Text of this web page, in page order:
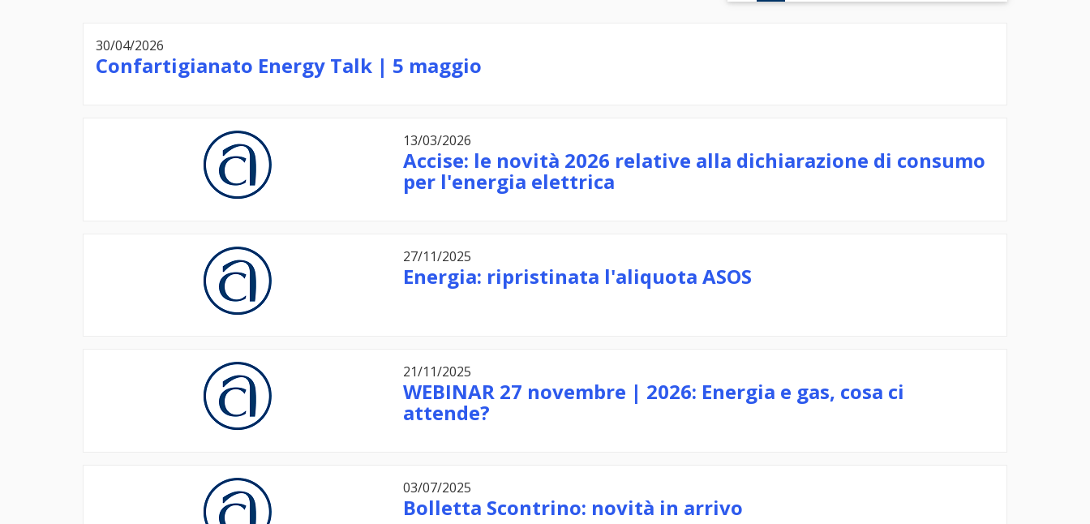
30/04/2026
Confartigianato Energy Talk | 5 maggio
13/03/2026
Accise: le novità 2026 relative alla dichiarazione di consumo
per l'energia elettrica
27/11/2025
Energia: ripristinata l'aliquota ASOS
21/11/2025
WEBINAR 27 novembre | 2026: Energia e gas, cosa ci
attende?
03/07/2025
Bolletta Scontrino: novità in arrivo